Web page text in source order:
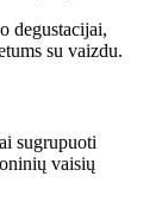
degustacijai,
su vaizdu.
sugrupuoti
vaisių